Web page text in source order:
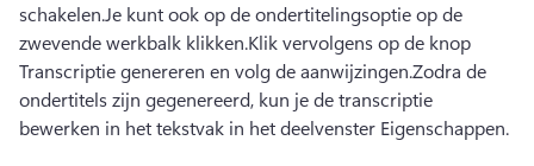
schakelen.Je kunt ook op de ondertitelingsoptie op de
zwevende werkbalk klikken.Klik vervolgens op de knop
Transcriptie genereren en volg de aanwijzingen.Zodra de
ondertitels zijn gegenereerd, kun je de transcriptie
bewerken in het tekstvak in het deelvenster Eigenschappen.